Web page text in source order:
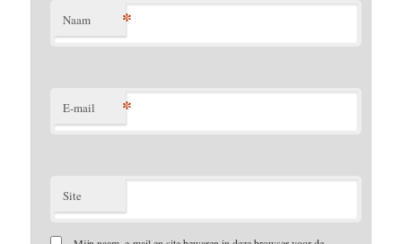
Naam *
E-mail *
Site